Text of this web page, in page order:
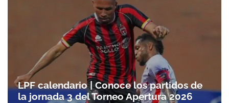
LPF calendario | Conoce los partidos de
la jornada 3 del Torneo Apertura 2026